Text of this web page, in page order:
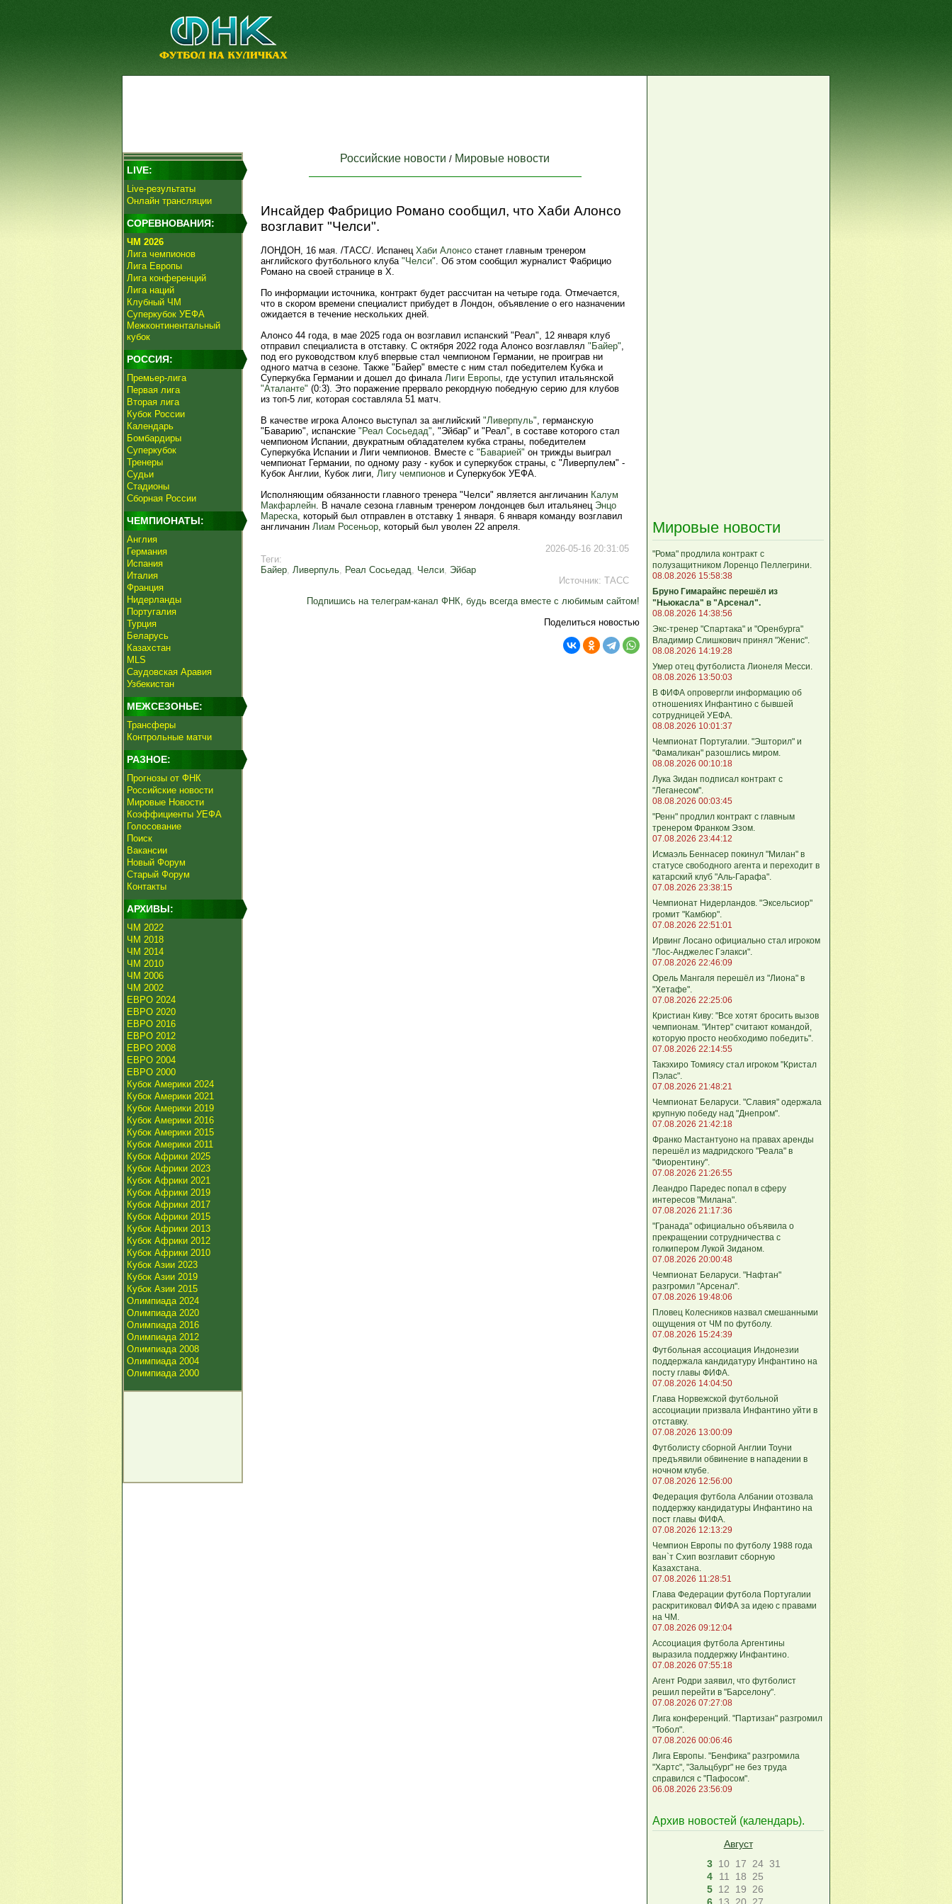
LIVE:
Live-результаты
Онлайн трансляции
СОРЕВНОВАНИЯ:
ЧМ 2026
Лига чемпионов
Лига Европы
Лига конференций
Лига наций
Клубный ЧМ
Суперкубок УЕФА
Межконтинентальный
кубок
РОССИЯ:
Премьер-лига
Первая лига
Вторая лига
Кубок России
Календарь
Бомбардиры
Суперкубок
Тренеры
Судьи
Стадионы
Сборная России
ЧЕМПИОНАТЫ:
Англия
Германия
Испания
Италия
Франция
Нидерланды
Португалия
Турция
Беларусь
Казахстан
MLS
Саудовская Аравия
Узбекистан
МЕЖСЕЗОНЬЕ:
Трансферы
Контрольные матчи
РАЗНОЕ:
Прогнозы от ФНК
Российские новости
Мировые Новости
Коэффициенты УЕФА
Голосование
Поиск
Вакансии
Новый Форум
Старый Форум
Контакты
АРХИВЫ:
ЧМ 2022
ЧМ 2018
ЧМ 2014
ЧМ 2010
ЧМ 2006
ЧМ 2002
ЕВРО 2024
ЕВРО 2020
ЕВРО 2016
ЕВРО 2012
ЕВРО 2008
ЕВРО 2004
ЕВРО 2000
Кубок Америки 2024
Кубок Америки 2021
Кубок Америки 2019
Кубок Америки 2016
Кубок Америки 2015
Кубок Америки 2011
Кубок Африки 2025
Кубок Африки 2023
Кубок Африки 2021
Кубок Африки 2019
Кубок Африки 2017
Кубок Африки 2015
Кубок Африки 2013
Кубок Африки 2012
Кубок Африки 2010
Кубок Азии 2023
Кубок Азии 2019
Кубок Азии 2015
Олимпиада 2024
Олимпиада 2020
Олимпиада 2016
Олимпиада 2012
Олимпиада 2008
Олимпиада 2004
Олимпиада 2000
Российские новости / Мировые новости
Инсайдер Фабрицио Романо сообщил, что Хаби Алонсо
возглавит "Челси".
ЛОНДОН, 16 мая. /ТАСС/. Испанец Хаби Алонсо станет главным тренером
английского футбольного клуба "Челси". Об этом сообщил журналист Фабрицио
Романо на своей странице в X.
По информации источника, контракт будет рассчитан на четыре года. Отмечается,
что в скором времени специалист прибудет в Лондон, объявление о его назначении
ожидается в течение нескольких дней.
Алонсо 44 года, в мае 2025 года он возглавил испанский "Реал", 12 января клуб
отправил специалиста в отставку. С октября 2022 года Алонсо возглавлял "Байер",
под его руководством клуб впервые стал чемпионом Германии, не проиграв ни
одного матча в сезоне. Также "Байер" вместе с ним стал победителем Кубка и
Суперкубка Германии и дошел до финала Лиги Европы, где уступил итальянской
"Аталанте" (0:3). Это поражение прервало рекордную победную серию для клубов
из топ-5 лиг, которая составляла 51 матч.
В качестве игрока Алонсо выступал за английский "Ливерпуль", германскую
"Баварию", испанские "Реал Сосьедад", "Эйбар" и "Реал", в составе которого стал
чемпионом Испании, двукратным обладателем кубка страны, победителем
Суперкубка Испании и Лиги чемпионов. Вместе с "Баварией" он трижды выиграл
чемпионат Германии, по одному разу - кубок и суперкубок страны, с "Ливерпулем" -
Кубок Англии, Кубок лиги, Лигу чемпионов и Суперкубок УЕФА.
Исполняющим обязанности главного тренера "Челси" является англичанин Калум
Макфарлейн. В начале сезона главным тренером лондонцев был итальянец Энцо
Мареска, который был отправлен в отставку 1 января. 6 января команду возглавил
англичанин Лиам Росеньор, который был уволен 22 апреля.
2026-05-16 20:31:05
Теги:
Байер, Ливерпуль, Реал Сосьедад, Челси, Эйбар
Источник: ТАСС
Подпишись на телеграм-канал ФНК, будь всегда вместе с любимым сайтом!
Поделиться новостью
Мировые новости
"Рома" продлила контракт с
полузащитником Лоренцо Пеллегрини.
08.08.2026 15:58:38
Бруно Гимарайнс перешёл из
"Ньюкасла" в "Арсенал".
08.08.2026 14:38:56
Экс-тренер "Спартака" и "Оренбурга"
Владимир Слишкович принял "Женис".
08.08.2026 14:19:28
Умер отец футболиста Лионеля Месси.
08.08.2026 13:50:03
В ФИФА опровергли информацию об
отношениях Инфантино с бывшей
сотрудницей УЕФА.
08.08.2026 10:01:37
Чемпионат Португалии. "Эшторил" и
"Фамаликан" разошлись миром.
08.08.2026 00:10:18
Лука Зидан подписал контракт с
"Леганесом".
08.08.2026 00:03:45
"Ренн" продлил контракт с главным
тренером Франком Эзом.
07.08.2026 23:44:12
Исмаэль Беннасер покинул "Милан" в
статусе свободного агента и переходит в
катарский клуб "Аль-Гарафа".
07.08.2026 23:38:15
Чемпионат Нидерландов. "Эксельсиор"
громит "Камбюр".
07.08.2026 22:51:01
Ирвинг Лосано официально стал игроком
"Лос-Анджелес Гэлакси".
07.08.2026 22:46:09
Орель Мангаля перешёл из "Лиона" в
"Хетафе".
07.08.2026 22:25:06
Кристиан Киву: "Все хотят бросить вызов
чемпионам. "Интер" считают командой,
которую просто необходимо победить".
07.08.2026 22:14:55
Такэхиро Томиясу стал игроком "Кристал
Пэлас".
07.08.2026 21:48:21
Чемпионат Беларуси. "Славия" одержала
крупную победу над "Днепром".
07.08.2026 21:42:18
Франко Мастантуоно на правах аренды
перешёл из мадридского "Реала" в
"Фиорентину".
07.08.2026 21:26:55
Леандро Паредес попал в сферу
интересов "Милана".
07.08.2026 21:17:36
"Гранада" официально объявила о
прекращении сотрудничества с
голкипером Лукой Зиданом.
07.08.2026 20:00:48
Чемпионат Беларуси. "Нафтан"
разгромил "Арсенал".
07.08.2026 19:48:06
Пловец Колесников назвал смешанными
ощущения от ЧМ по футболу.
07.08.2026 15:24:39
Футбольная ассоциация Индонезии
поддержала кандидатуру Инфантино на
посту главы ФИФА.
07.08.2026 14:04:50
Глава Норвежской футбольной
ассоциации призвала Инфантино уйти в
отставку.
07.08.2026 13:00:09
Футболисту сборной Англии Тоуни
предъявили обвинение в нападении в
ночном клубе.
07.08.2026 12:56:00
Федерация футбола Албании отозвала
поддержку кандидатуры Инфантино на
пост главы ФИФА.
07.08.2026 12:13:29
Чемпион Европы по футболу 1988 года
ван`т Схип возглавит сборную
Казахстана.
07.08.2026 11:28:51
Глава Федерации футбола Португалии
раскритиковал ФИФА за идею с правами
на ЧМ.
07.08.2026 09:12:04
Ассоциация футбола Аргентины
выразила поддержку Инфантино.
07.08.2026 07:55:18
Агент Родри заявил, что футболист
решил перейти в "Барселону".
07.08.2026 07:27:08
Лига кoнференций. "Партизан" разгромил
"Тобол".
07.08.2026 00:06:46
Лига Европы. "Бенфика" разгромила
"Хартс", "Зальцбург" не без труда
справился с "Пафосом".
06.08.2026 23:56:09
Архив новостей (календарь).
Август
3 10 17 24 31
4
11 18
25
5 12 19
26